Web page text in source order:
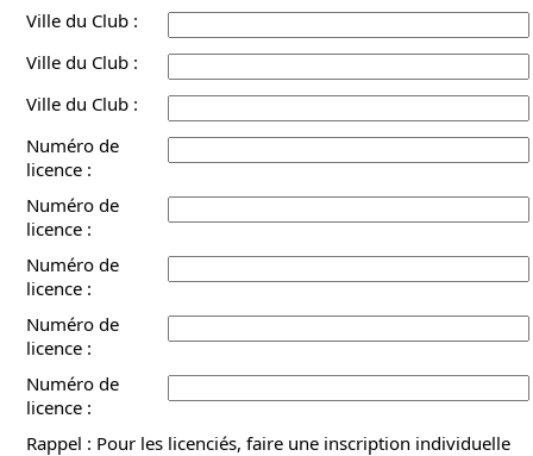
Ville du Club :
Ville du Club :
Ville du Club :
Numéro de
licence :
Numéro de
licence :
Numéro de
licence :
Numéro de
licence :
Numéro de
licence :
Rappel : Pour les licenciés, faire une inscription individuelle